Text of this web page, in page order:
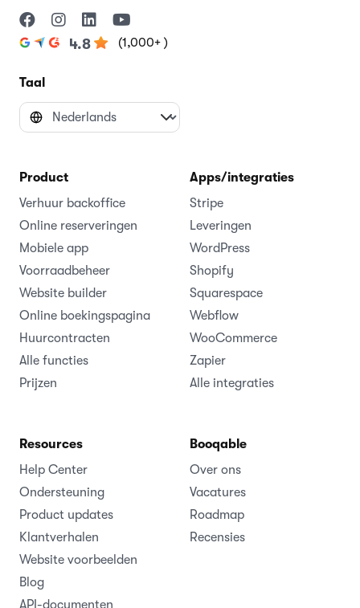
4.8 (1,000+ )
Taal
Product
Verhuur backoffice
Online reserveringen
Mobiele app
Voorraadbeheer
Website builder
Online boekingspagina
Huurcontracten
Alle functies
Prijzen
Apps/integraties
Stripe
Leveringen
WordPress
Shopify
Squarespace
Webflow
WooCommerce
Zapier
Alle integraties
Resources
Help Center
Ondersteuning
Product updates
Klantverhalen
Website voorbeelden
Blog
API-documenten
Booqable
Over ons
Vacatures
Roadmap
Recensies